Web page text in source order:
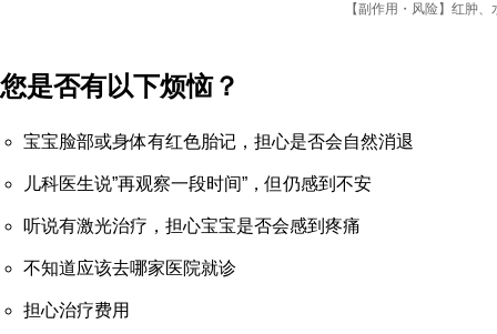
【副作用・风险】红肿
您是否有以下烦恼？
宝宝脸部或身体有红色胎记，担心是否会自然消退
儿科医生说”再观察一段时间”，但仍感到不安
听说有激光治疗，担心宝宝是否会感到疼痛
不知道应该去哪家医院就诊
担心治疗费用